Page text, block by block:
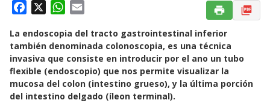
c
e
b
o
o
W
a
t
s
A
p
a
i
l
La endoscopia del tracto gastrointestinal inferior
también denominada colonoscopia, es una técnica
invasiva que consiste en introducir por el ano un tubo
flexible (endoscopio) que nos permite visualizar la
mucosa del colon (intestino grueso), y la última porción
del intestino delgado (íleon terminal).